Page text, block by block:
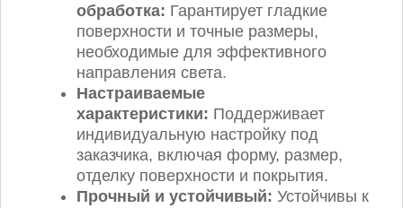
обработка: Гарантирует гладкие
поверхности и точные размеры,
необходимые для эффективного
направления света.
Настраиваемые
характеристики: Поддерживает
индивидуальную настройку под
заказчика, включая форму, размер,
отделку поверхности и покрытия.
Прочный и устойчивый: Устойчивы к